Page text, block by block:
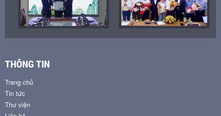
THÔNG TIN
Trang chủ
Tin tức
Thư viện